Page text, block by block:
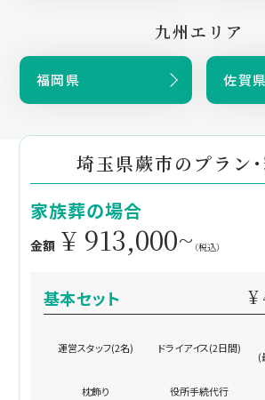
九州エリア
福岡県 佐賀県
埼玉県蕨市のプラン
家族葬の場合
金額 ¥ 913,000~ （税込）
基本セット ¥
運営スタッフ(2名) ドライアイス(2日間)
(
枕飾り 役所手続代行